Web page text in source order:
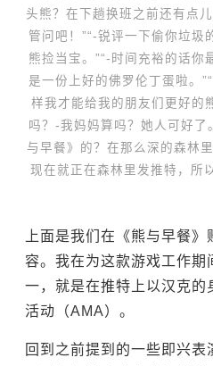
头熊？在下趟换班之前还有点
管问吧！”“-锐评一下偷你垃圾
熊捡当宝。”“-时间充裕的话你
是一份上好的佛罗伦丁蛋啦。
样我才能给我的朋友们更好的
吗？-我妈妈算吗？她人可好了
与早餐》的？在那么深的森林
现在就正在森林里发推特，所
上面是我们在《熊与早餐
容。我在为这款游戏工作期
一，就是在推特上以汉克的
活动（AMA）。
回到之前提到的一些即兴